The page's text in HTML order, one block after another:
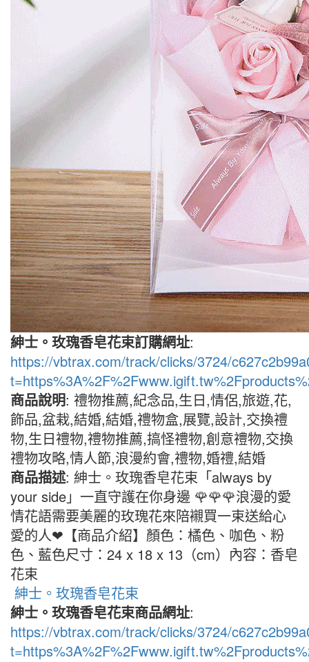
紳士。玫瑰香皂花束訂購網址:
https://vbtrax.com/track/clicks/3724/
商品說明: 禮物推薦,紀念品,生日,情侶,旅遊,花,
飾品,盆栽,結婚,結婚,禮物盒,展覽,設計,交換禮
物,生日禮物,禮物推薦,搞怪禮物,創意禮物,交換
禮物攻略,情人節,浪漫約會,禮物,婚禮,結婚
商品描述: 紳士。玫瑰香皂花束「always by
your side」一直守護在你身邊 🌹🌹🌹浪漫的愛
情花語需要美麗的玫瑰花來陪襯買一束送給心
愛的人❤【商品介紹】顏色：橘色、咖色、粉
色、藍色尺寸：24 x 18 x 13（cm）內容：香皂
花束
紳士。玫瑰香皂花束
紳士。玫瑰香皂花束商品網址:
https://vbtrax.com/track/clicks/3724/